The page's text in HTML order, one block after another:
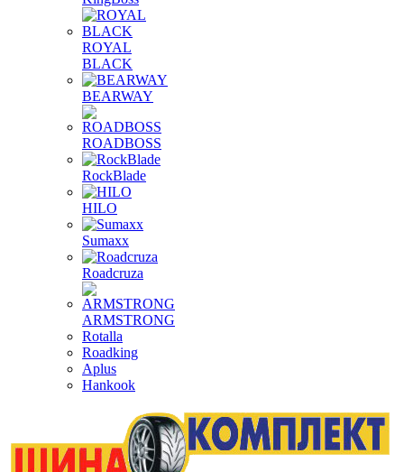
ROYAL
BLACK
BEARWAY
ROADBOSS
RockBlade
HILO
Sumaxx
Roadcruza
ARMSTRONG
Rotalla
Roadking
Aplus
Hankook